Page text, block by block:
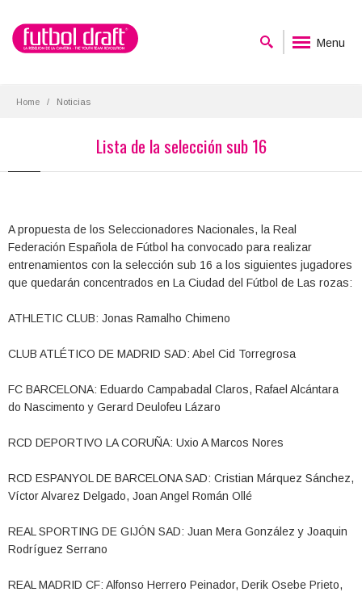
Menu
Home Noticias
Lista de la selección sub 16
A propuesta de los Seleccionadores Nacionales, la Real
Federación Española de Fútbol ha convocado para realizar
entrenamientos con la selección sub 16 a los siguientes jugadores
que quedarán concentrados en La Ciudad del Fútbol de Las rozas:
ATHLETIC CLUB: Jonas Ramalho Chimeno
CLUB ATLÉTICO DE MADRID SAD: Abel Cid Torregrosa
FC BARCELONA: Eduardo Campabadal Claros, Rafael Alcántara
do Nascimento y Gerard Deulofeu Lázaro
RCD DEPORTIVO LA CORUÑA: Uxio A Marcos Nores
RCD ESPANYOL DE BARCELONA SAD: Cristian Márquez Sánchez,
Víctor Alvarez Delgado, Joan Angel Román Ollé
REAL SPORTING DE GIJÓN SAD: Juan Mera González y Joaquin
Rodríguez Serrano
REAL MADRID CF: Alfonso Herrero Peinador, Derik Osebe Prieto,